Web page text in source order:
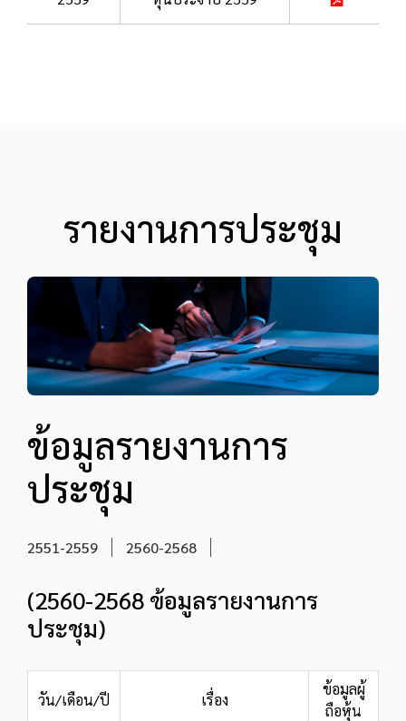
รายงานการประชุม
ข้อมูลรายงานการ
ประชุม
2551-2559 2560-2568
(2560-2568 ข้อมูลรายงานการ
ประชุม)
วัน/เดือน/ปี เรื่อง
ข้อมูลผู้
ถือหุ้น